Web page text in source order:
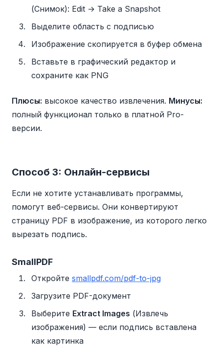
(Снимок): Edit → Take a Snapshot
Выделите область с подписью
Изображение скопируется в буфер обмена
Вставьте в графический редактор и
сохраните как PNG
Плюсы: высокое качество извлечения. Минусы:
полный функционал только в платной Pro-
версии.
Способ 3: Онлайн-сервисы
Если не хотите устанавливать программы,
помогут веб-сервисы. Они конвертируют
страницу PDF в изображение, из которого легко
вырезать подпись.
SmallPDF
Откройте smallpdf.com/pdf-to-jpg
Загрузите PDF-документ
Выберите Extract Images (Извлечь
изображения) — если подпись вставлена
как картинка